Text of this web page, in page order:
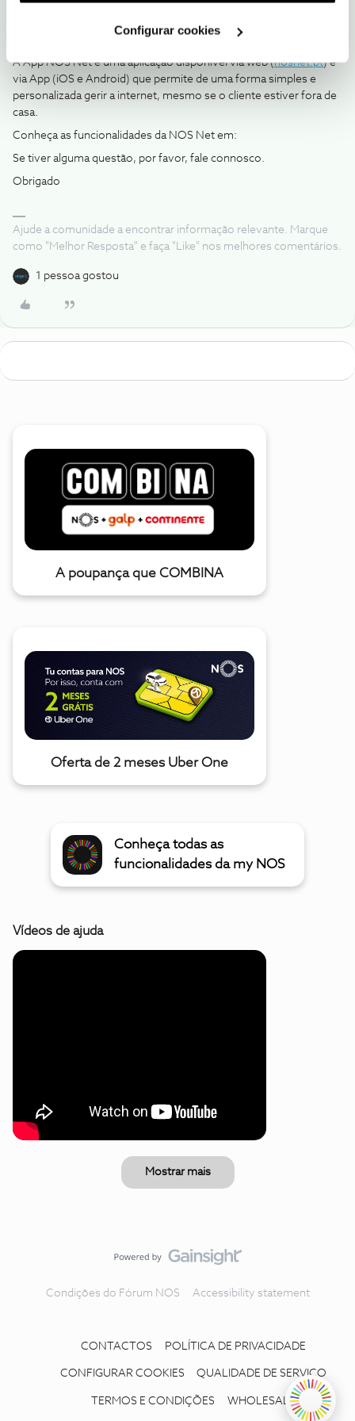
Configurar cookies
, deram uma boa ajuda.
A App NOS Net é uma aplicação disponível via web (nosnet.pt) e
via App (iOS e Android) que permite de uma forma simples e
personalizada gerir a internet, mesmo se o cliente estiver fora de
casa.
Conheça as funcionalidades da NOS Net em:
Se tiver alguma questão, por favor, fale connosco.
Obrigado
Ajude a comunidade a encontrar informação relevante. Marque
como "Melhor Resposta" e faça "Like" nos melhores comentários.
1 pessoa gostou
A poupança que COMBINA
Oferta de 2 meses Uber One
Conheça todas as
funcionalidades da my NOS
Vídeos de ajuda
Mostrar mais
Condições do Fórum NOS Accessibility statement
CONTACTOS POLÍTICA DE PRIVACIDADE
CONFIGURAR COOKIES QUALIDADE DE SERVIÇO
TERMOS E CONDIÇÕES WHOLESALE